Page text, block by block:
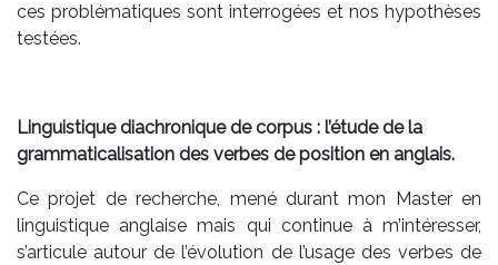
ces problématiques sont interrogées et nos hypothèses
testées.
Linguistique diachronique de corpus : l’étude de la
grammaticalisation des verbes de position en anglais.
Ce projet de recherche, mené durant mon Master en
linguistique anglaise mais qui continue à m’intéresser,
s’articule autour de l’évolution de l’usage des verbes de